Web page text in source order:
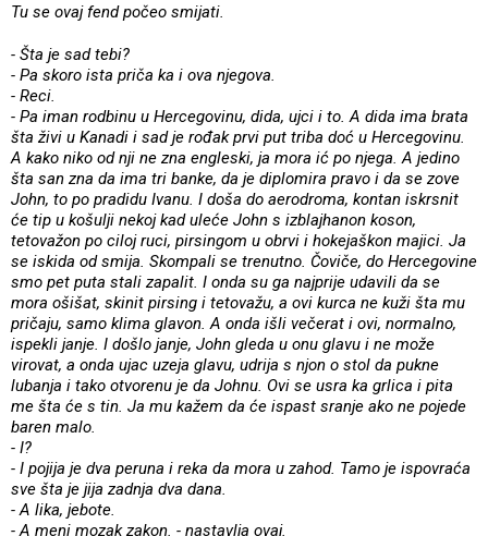
Tu se ovaj fend počeo smijati.
- Šta je sad tebi?
- Pa skoro ista priča ka i ova njegova.
- Reci.
- Pa iman rodbinu u Hercegovinu, dida, ujci i to. A dida ima brata
šta živi u Kanadi i sad je rođak prvi put triba doć u Hercegovinu.
A kako niko od nji ne zna engleski, ja mora ić po njega. A jedino
šta san zna da ima tri banke, da je diplomira pravo i da se zove
John, to po pradidu Ivanu. I doša do aerodroma, kontan iskrsnit
će tip u košulji nekoj kad uleće John s izblajhanon koson,
tetovažon po ciloj ruci, pirsingom u obrvi i hokejaškon majici. Ja
se iskida od smija. Skompali se trenutno. Čoviče, do Hercegovine
smo pet puta stali zapalit. I onda su ga najprije udavili da se
mora ošišat, skinit pirsing i tetovažu, a ovi kurca ne kuži šta mu
pričaju, samo klima glavon. A onda išli večerat i ovi, normalno,
ispekli janje. I došlo janje, John gleda u onu glavu i ne može
virovat, a onda ujac uzeja glavu, udrija s njon o stol da pukne
lubanja i tako otvorenu je da Johnu. Ovi se usra ka grlica i pita
me šta će s tin. Ja mu kažem da će ispast sranje ako ne pojede
baren malo.
- I?
- I pojija je dva peruna i reka da mora u zahod. Tamo je ispovraća
sve šta je jija zadnja dva dana.
- A lika, jebote.
- A meni mozak zakon. - nastavlja ovaj.